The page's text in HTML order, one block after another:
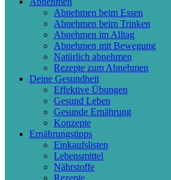
Abnehmen beim Essen
Abnehmen beim Trinken
Abnehmen im Alltag
Abnehmen mit Bewegung
Natürlich abnehmen
Rezepte zum Abnehmen
Deine Gesundheit
Effektive Übungen
Gesund Leben
Gesunde Ernährung
Konzepte
Ernährungstipps
Einkaufslisten
Lebensmittel
Nährstoffe
Rezepte